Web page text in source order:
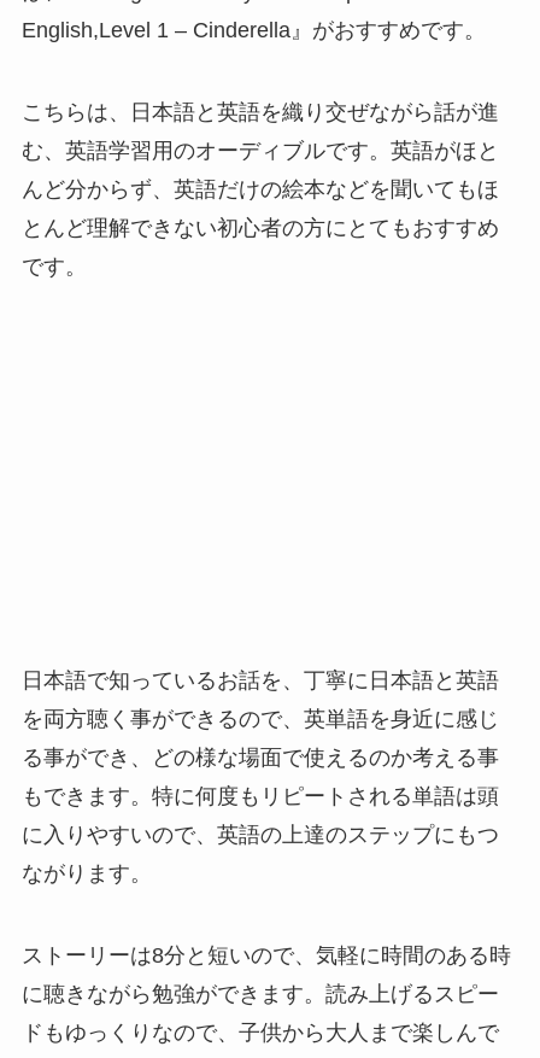
English,Level 1 – Cinderella』がおすすめです。
こちらは、日本語と英語を織り交ぜながら話が進
む、英語学習用のオーディブルです。英語がほと
んど分からず、英語だけの絵本などを聞いてもほ
とんど理解できない初心者の方にとてもおすすめ
です。
日本語で知っているお話を、丁寧に日本語と英語
を両方聴く事ができるので、英単語を身近に感じ
る事ができ、どの様な場面で使えるのか考える事
もできます。特に何度もリピートされる単語は頭
に入りやすいので、英語の上達のステップにもつ
ながります。
ストーリーは8分と短いので、気軽に時間のある時
に聴きながら勉強ができます。読み上げるスピー
ドもゆっくりなので、子供から大人まで楽しんで